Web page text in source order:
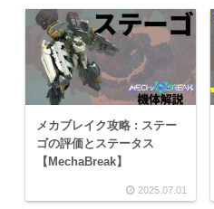
メカブレイク攻略 : ステー
ゴの評価とステータス
【MechaBreak】
2025.07.01